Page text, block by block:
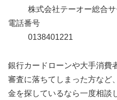
株式会社テーオー総合
電話番号
0138401221
銀行カードローンや大手消費
審査に落ちてしまった方など
金を探しているなら一度相談